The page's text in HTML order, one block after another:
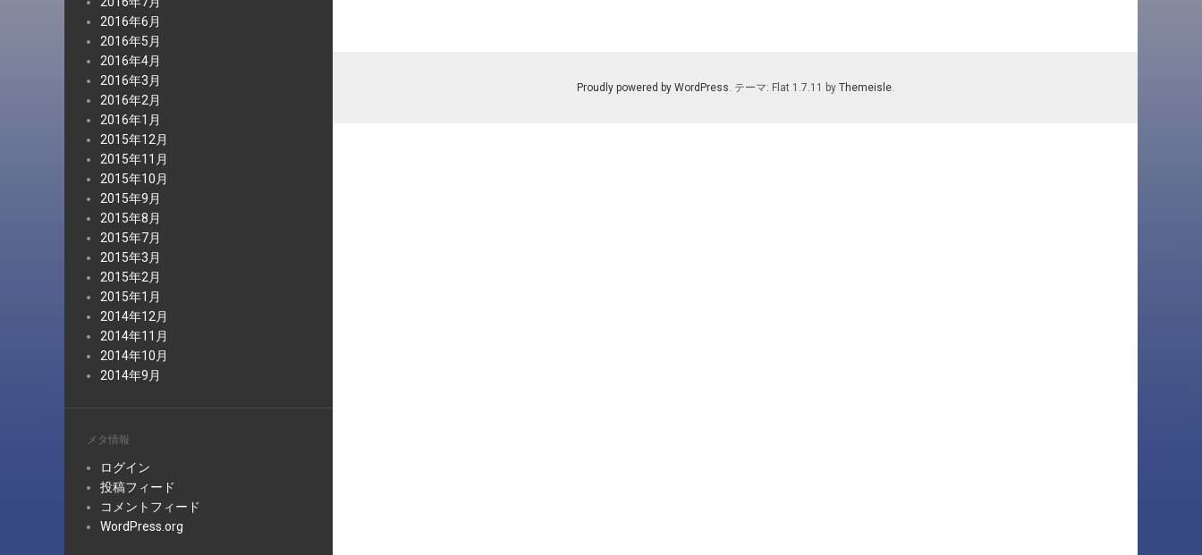
2016年6月
2016年5月
2016年4月
2016年3月
2016年2月
2016年1月
2015年12月
2015年11月
2015年10月
2015年9月
2015年8月
2015年7月
2015年3月
2015年2月
2015年1月
2014年12月
2014年11月
2014年10月
2014年9月
メタ情報
ログイン
投稿フィード
コメントフィード
WordPress.org
Proudly powered by WordPress. テーマ: Flat 1.7.11 by Themeisle.